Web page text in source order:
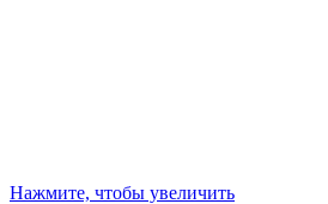
Нажмите, чтобы увеличить